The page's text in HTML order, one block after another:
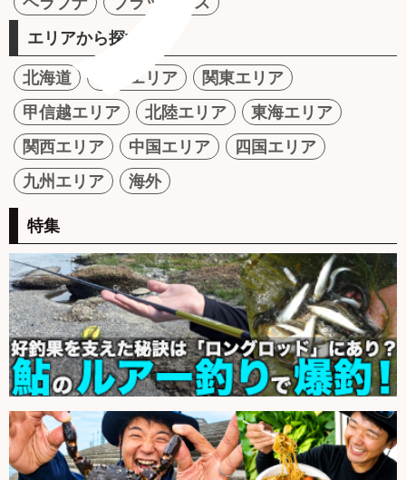
エリアから探す
北海道 東北エリア
関東エリア
甲信越エリア
北陸エリア
東海エリア
関西エリア
中国エリア
四国エリア
九州エリア
海外
特集